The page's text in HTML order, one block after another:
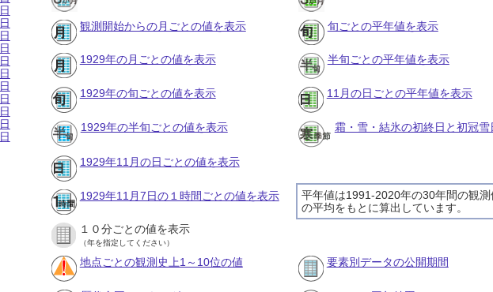
観測開始からの月ごとの値を表示 旬ごとの平年値を表示
1929年の月ごとの値を表示 半旬ごとの平年値を表示
1929年の旬ごとの値を表示 11月の日ごとの平年値を表示
1929年の半旬ごとの値を表示 霜・雪・結氷の初終日と初冠
1929年11月の日ごとの値を表示
平年値は1991-2020年の30年間の観測
の平均をもとに算出しています。
1929年11月7日の１時間ごとの値を表示
１０分ごとの値を表示
（年を指定してください）
地点ごとの観測史上1～10位の値 要素別データの公開期間